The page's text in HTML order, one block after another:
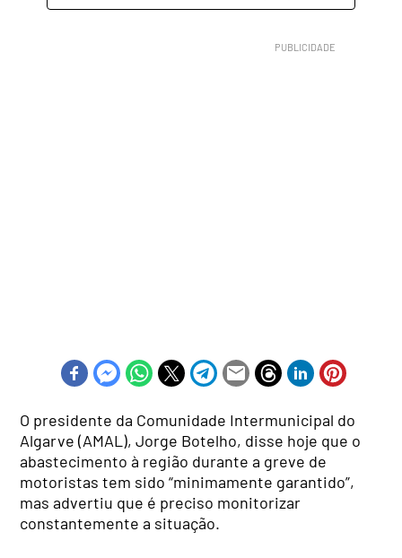
O presidente da Comunidade Intermunicipal do
Algarve (AMAL), Jorge Botelho, disse hoje que o
abastecimento à região durante a greve de
motoristas tem sido “minimamente garantido”,
mas advertiu que é preciso monitorizar
constantemente a situação.